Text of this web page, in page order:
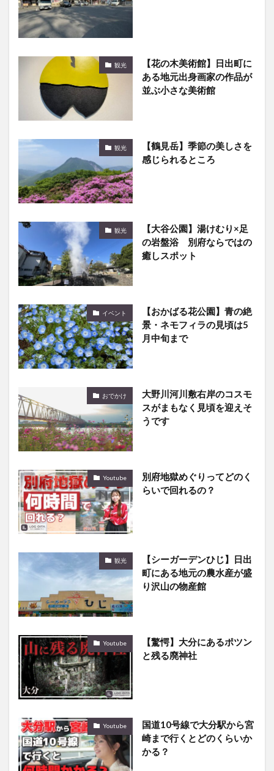
観光
【花の木美術館】日出町に
ある地元出身画家の作品が
並ぶ小さな美術館
観光
【鶴見岳】季節の美しさを
感じられるところ
観光
【大谷公園】湯けむり×足
の岩盤浴 別府ならではの
癒しスポット
イベント
【おかばる花公園】青の絶
景・ネモフィラの見頃は5
月中旬まで
おでかけ
大野川河川敷右岸のコスモ
スがまもなく見頃を迎えそ
うです
Youtube
別府地獄めぐりってどのく
らいで回れるの？
観光
【シーガーデンひじ】日出
町にある地元の農水産が盛
り沢山の物産館
Youtube
【驚愕】大分にあるポツン
と残る廃神社
Youtube
国道10号線で大分駅から宮
崎まで行くとどのくらいか
かる？